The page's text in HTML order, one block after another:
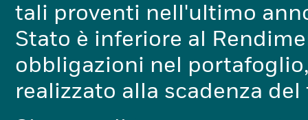
tali proventi nell'ultimo
Stato è inferiore al
obbligazioni nel
realizzato alla scadenza